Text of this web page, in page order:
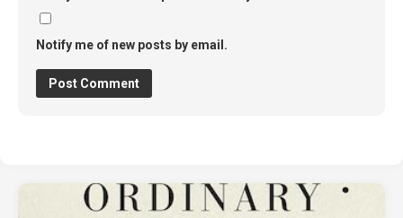
Notify me of new posts by email.